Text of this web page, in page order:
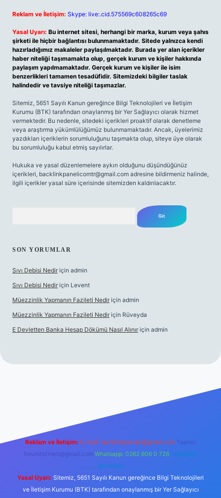
Reklam ve İletişim: Skype: live:.cid.575569c608265c69
Yasal Uyarı: Bu internet sitesi, herhangi bir marka, kurum veya şahıs
şirketi ile hiçbir bağlantısı bulunmamaktadır. Sitede yalnızca kendi
hazırladığımız makaleler paylaşılmaktadır. Burada yer alan içerikler
haber niteliği taşımamakta olup, gerçek kurum ve kişiler hakkında
paylaşım yapılmamaktadır. Gerçek kurum ve kişiler ile isim
benzerlikleri tamamen tesadüfidir. Sitemizdeki bilgiler taslak
halindedir ve tavsiye niteliği taşımazlar.
Sitemiz, 5651 Sayılı Kanun gereğince Bilgi Teknolojileri ve İletişim
Kurumu (BTK) tarafından onaylanmış bir Yer Sağlayıcı olarak hizmet
vermektedir. Bu nedenle, sitedeki içerikleri proaktif olarak denetleme
veya araştırma yükümlülüğümüz bulunmamaktadır. Ancak, üyelerimiz
yazdıkları içeriklerin sorumluluğunu taşımakta olup, siteye üye olarak
bu sorumluluğu kabul etmiş sayılırlar.
Hukuka ve yasal düzenlemelere aykırı olduğunu düşündüğünüz
içerikleri, backlinkpanelicomtr@gmail.com adresine bildirmeniz halinde,
ilgili içerikler yasal süre içerisinde sitemizden kaldırılacaktır.
SON YORUMLAR
Sıvı Debisi Nedir için admin
Sıvı Debisi Nedir için Levent
Müezzinlik Yapmanın Fazileti Nedir için admin
Müezzinlik Yapmanın Fazileti Nedir için Rüveyda
E Devletten Banka Hesap Dökümü Nasıl Alınır için admin
Reklam ve İletişim: E-mail: backlinkpaneli@gmail.com Teams:
forumhizmeti@gmail.com Whatsapp: 0262 606 0 726 Telegram:
@karabul
Yasal Uyarı: Sitemiz, 5651 Sayılı Kanun gereğince Bilgi Teknolojileri
ve İletişim Kurumu (BTK) tarafından onaylanmış bir Yer Sağlayıcı